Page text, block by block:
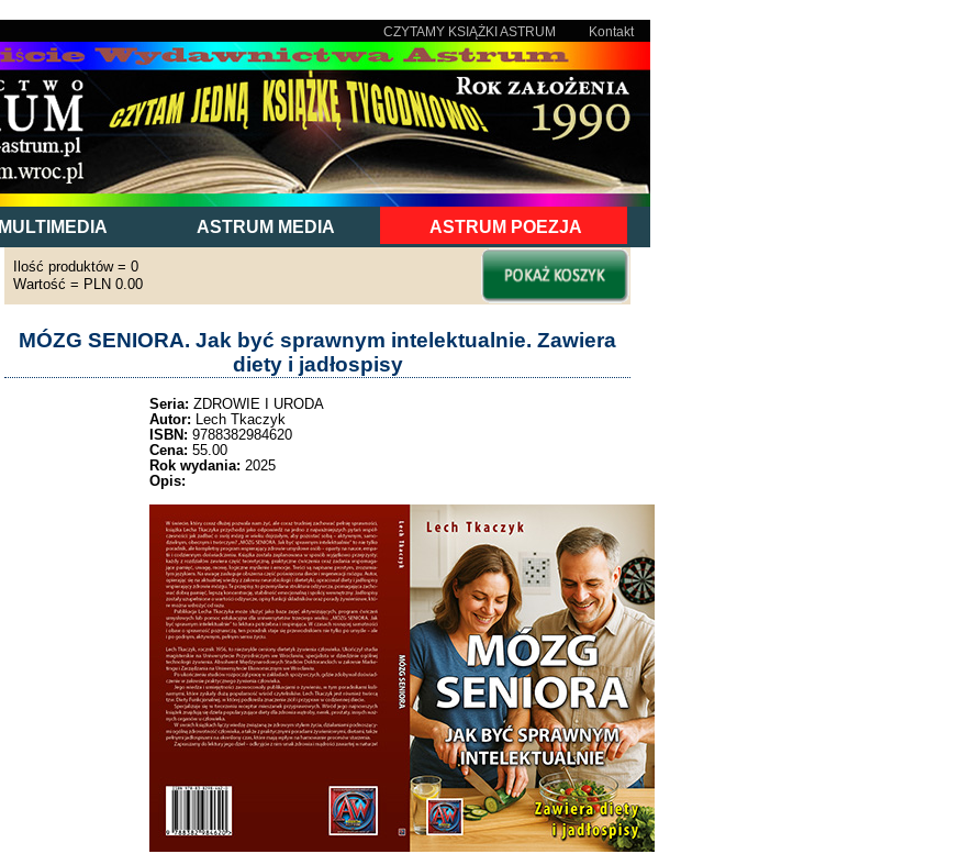
Kontakt
CZYTAMY KSIĄŻKI ASTRUM
MULTIMEDIA ASTRUM MEDIA ASTRUM POEZJA
Ilość produktów = 0
Wartość = PLN 0.00
MÓZG SENIORA. Jak być sprawnym intelektualnie. Zawiera
diety i jadłospisy
Seria: ZDROWIE I URODA
Autor: Lech Tkaczyk
ISBN: 9788382984620
Cena: 55.00
Rok wydania: 2025
Opis: